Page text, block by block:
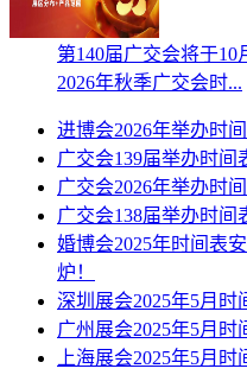
第140届广交会将于10
2026年秋季广交会时...
进博会2026年举办时
广交会139届举办时间
广交会2026年举办时
广交会138届举办时间
婚博会2025年时间表
炉！
深圳展会2025年5月
广州展会2025年5月
上海展会2025年5月